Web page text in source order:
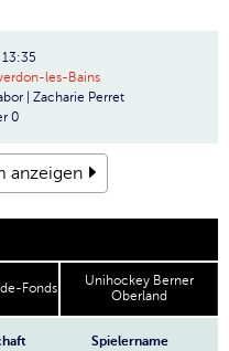
13:35
les-Bains
| Zacharie Perret
0
anzeigen
Fonds
Unihockey Berner
Oberland
Spielername